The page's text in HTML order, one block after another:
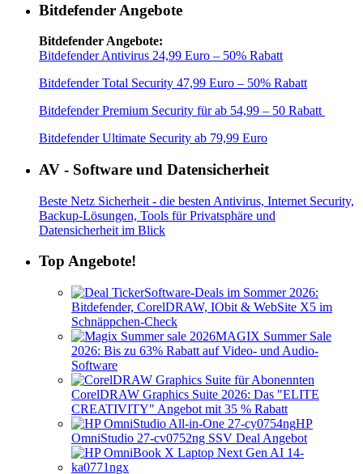
Bitdefender Angebote
Bitdefender Angebote:
Bitdefender Antivirus 24,99 Euro – 50% Rabatt
Bitdefender Total Security 47,99 Euro – 50% Rabatt
Bitdefender Premium Security für ab 54,99 – 50 Rabatt
Bitdefender Ultimate Security ab 79,99 Euro
AV - Software und Datensicherheit
Beste Netz Sicherheit - die besten Antivirus, Internet Security,
Backup-Lösungen, Tools für Privatsphäre und
Datensicherheit im Blick
Top Angebote!
Software-Deals im Sommer 2026:
Bitdefender, CorelDRAW, IObit & WebSite X5 im
Schnäppchen-Check
MAGIX Summer Sale
2026: Bis zu 63% Rabatt auf Video- und Audio-
Software
CorelDRAW Graphics Suite 2026: Das "ELITE
CREATIVITY" Angebot mit 35 % Rabatt
HP
OmniStudio 27-cv0752ng SSV Deal Angebot